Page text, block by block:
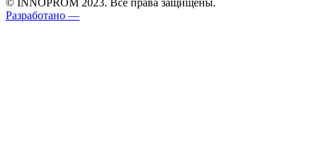
© INNOPROM 2023. Все права защищены.
Разработано —